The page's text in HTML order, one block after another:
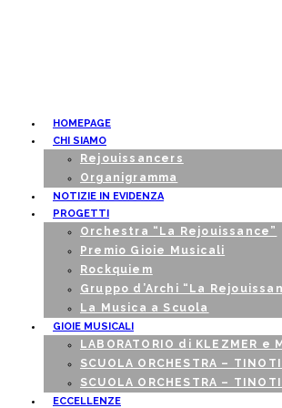
HOMEPAGE
CHI SIAMO
Rejouissancers
Organigramma
NOTIZIE IN EVIDENZA
PROGETTI
Orchestra “La Rejouissance”
Premio Gioie Musicali
Rockquiem
Gruppo d’Archi “La
La Musica a Scuola
GIOIE MUSICALI
LABORATORIO di KLEZMER
SCUOLA ORCHESTRA –
SCUOLA ORCHESTRA –
ECCELLENZE